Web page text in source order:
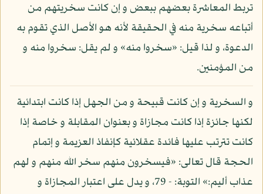
تربط المعاشرة بعضهم ببعض و إن كانت سخريتهم من
أتباعه سخرية منه في الحقيقة لأنه هو الأصل الذي تقوم به
الدعوة، و لذا قيل: «سخروا منه» و لم يقل: سخروا منه و
من المؤمنين.
و السخرية و إن كانت قبيحة و من الجهل إذا كانت ابتدائية
لكنها جائزة إذا كانت مجازاة و بعنوان المقابلة و خاصة إذا
كانت تترتب عليها فائدة عقلائية كإنفاذ العزيمة و إتمام
الحجة قال تعالى: «فيسخرون منهم سخر الله منهم و لهم
عذاب أليم:» التوبة: - 79، و يدل على اعتبار المجازاة و